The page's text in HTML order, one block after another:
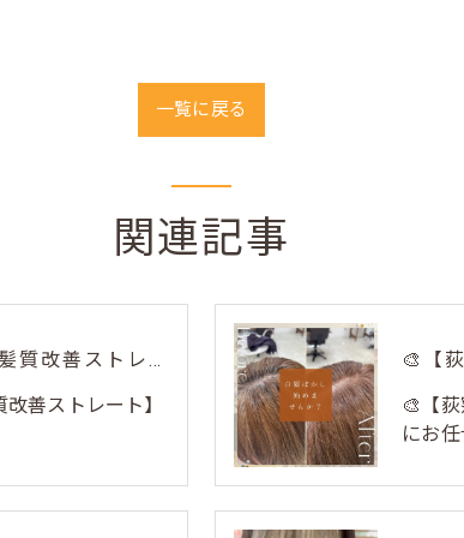
一覧に戻る
関連記事
荻窪美容室トリコで話題の【髪質改善ストレート】✨
善ストレート】
🎨【
にお任